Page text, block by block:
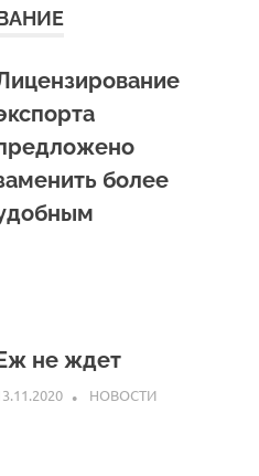
более
Еж не ждет
ARPP
НОВОСТИ